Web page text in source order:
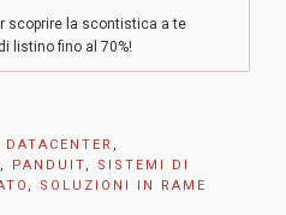
scoprire la scontistica a te
listino fino al 70%!
,
, PANDUIT, SISTEMI DI
, SOLUZIONI IN RAME